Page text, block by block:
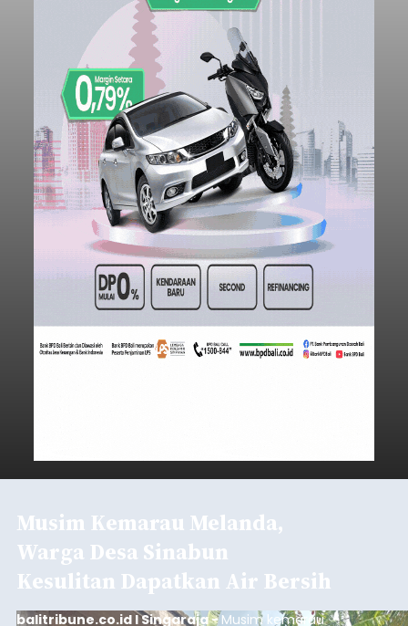
Musim Kemarau Melanda,
Warga Desa Sinabun
Kesulitan Dapatkan Air Bersih
balitribune.co.id I Singaraja -Musim kemarau